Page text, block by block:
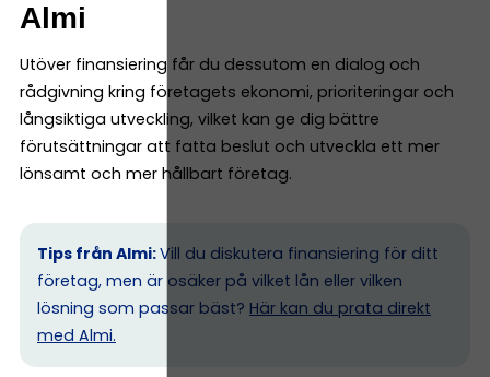
Almi
Utöver finansiering får du dessutom en dialog och
rådgivning kring företagets ekonomi, prioriteringar och
långsiktiga utveckling, vilket kan ge dig bättre
förutsättningar att fatta beslut och utveckla ett mer
lönsamt och mer hållbart företag.
Tips från Almi:Vill du diskutera finansiering för ditt
företag, men är osäker på vilket lån eller vilken
lösning som passar bäst? Här kan du prata direkt
med Almi.